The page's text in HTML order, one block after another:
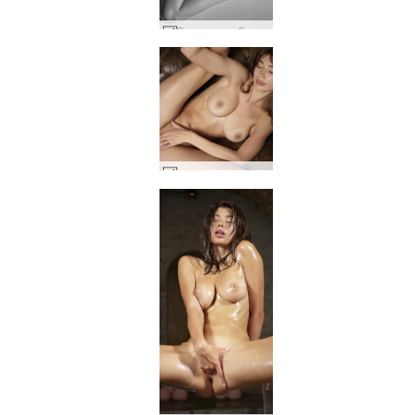
मिला एक नग्न शरीर कला #32
अन्ना एल नग्न स्वतंत्रता है #36